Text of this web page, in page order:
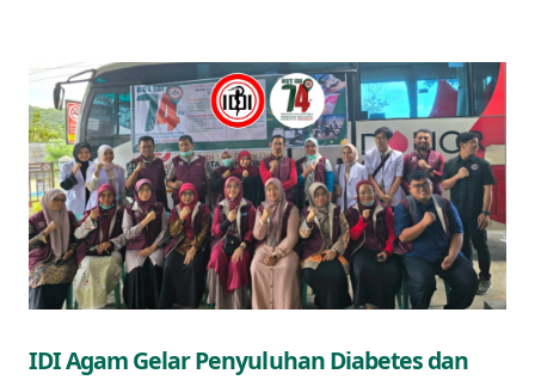
IDI Agam Gelar Penyuluhan Diabetes dan